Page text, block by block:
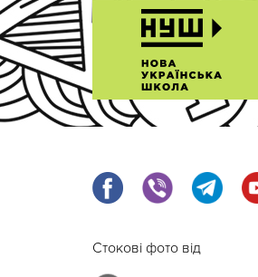
Стокові фото від